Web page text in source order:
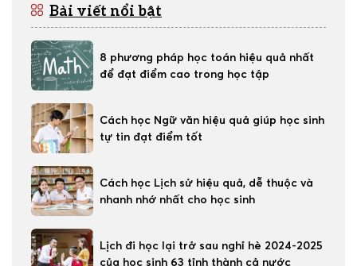
Bài viết nổi bật
8 phương pháp học toán hiệu quả nhất
để đạt điểm cao trong học tập
Cách học Ngữ văn hiệu quả giúp học sinh
tự tin đạt điểm tốt
Cách học Lịch sử hiệu quả, dễ thuộc và
nhanh nhớ nhất cho học sinh
Lịch đi học lại trở sau nghỉ hè 2024-2025
của học sinh 63 tỉnh thành cả nước